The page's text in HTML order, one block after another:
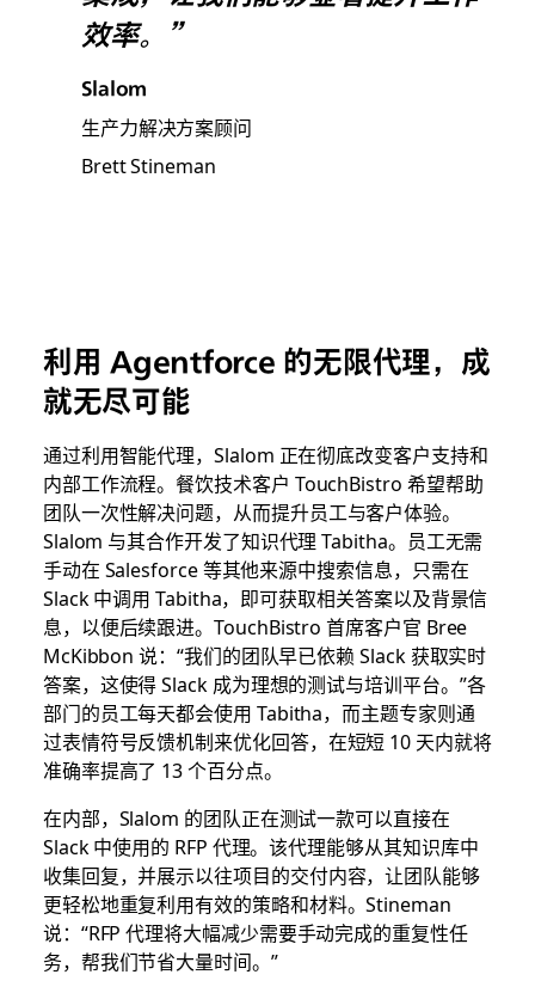
效率。”
Slalom
生产力解决方案顾问
Brett Stineman
利用 Agentforce 的无限代理，成
就无尽可能
通过利用智能代理，Slalom 正在彻底改变客户支持和
内部工作流程。餐饮技术客户 TouchBistro 希望帮助
团队一次性解决问题，从而提升员工与客户体验。
Slalom 与其合作开发了知识代理 Tabitha。​员工无需
手动在 Salesforce 等其他来源中搜索信息，只需在
Slack 中调用 Tabitha，即可获取相关答案以及背景信
息，以便后续跟进。TouchBistro 首席客户官 Bree
McKibbon 说：“我们的团队早已依赖 Slack 获取实时
答案，这使得 Slack 成为理想的测试与培训平台。”各
部门的员工每天都会使用 Tabitha，而主题专家则通
过表情符号反馈机制来优化回答，在短短 10 天内就将
准确率提高了 13 个百分点。
在内部，Slalom 的团队正在测试一款可以直接在
Slack 中使用的 RFP 代理。该代理能够从其知识库中
收集回复，并展示以往项目的交付内容，让团队能够
更轻松地重复利用有效的策略和材料。Stineman
说：“RFP 代理将大幅减少需要手动完成的重复性任
务，帮我们节省大量时间。”